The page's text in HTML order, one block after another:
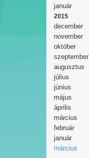
január
2015
december
november
október
szeptember
augusztus
július
június
május
április
március
február
január
március